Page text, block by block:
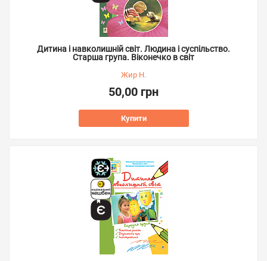
Дитина і навколишній світ. Людина і суспільство.
Старша група. Віконечко в світ
Жир Н.
50,00 грн
Купити